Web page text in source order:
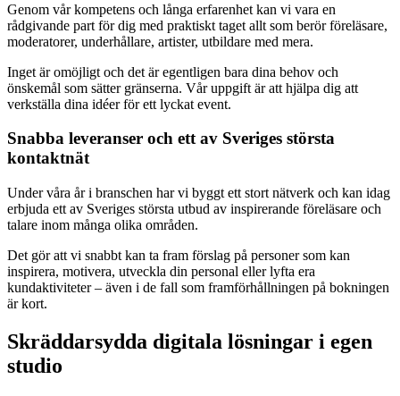
Genom vår kompetens och långa erfarenhet kan vi vara en
rådgivande part för dig med praktiskt taget allt som berör föreläsare,
moderatorer, underhållare, artister, utbildare med mera.
Inget är omöjligt och det är egentligen bara dina behov och
önskemål som sätter gränserna. Vår uppgift är att hjälpa dig att
verkställa dina idéer för ett lyckat event.
Snabba leveranser och ett av Sveriges största
kontaktnät
Under våra år i branschen har vi byggt ett stort nätverk och kan idag
erbjuda ett av Sveriges största utbud av inspirerande föreläsare och
talare inom många olika områden.
Det gör att vi snabbt kan ta fram förslag på personer som kan
inspirera, motivera, utveckla din personal eller lyfta era
kundaktiviteter – även i de fall som framförhållningen på bokningen
är kort.
Skräddarsydda digitala lösningar i egen
studio